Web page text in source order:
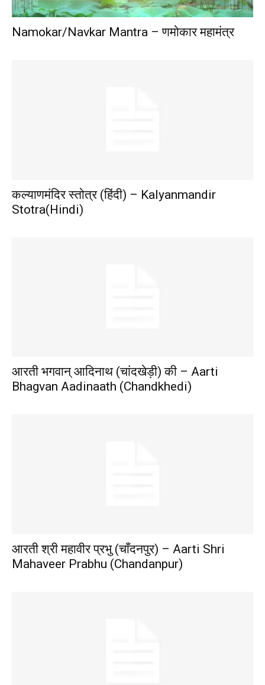
Namokar/Navkar Mantra – णमोकार महामंत्र
कल्याणमंदिर स्तोत्र (हिंदी) – Kalyanmandir
Stotra(Hindi)
आरती भगवान् आदिनाथ (चांदखेड़ी) की – Aarti
Bhagvan Aadinaath (Chandkhedi)
आरती श्री महावीर प्रभु (चाँदनपुर) – Aarti Shri
Mahaveer Prabhu (Chandanpur)